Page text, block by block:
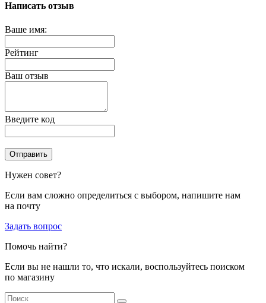
Написать отзыв
Ваше имя:
Рейтинг
Ваш отзыв
Введите код
Отправить
Нужен совет?
Если вам сложно определиться с выбором, напишите нам
на почту
Задать вопрос
Помочь найти?
Если вы не нашли то, что искали, воспользуйтесь поиском
по магазину